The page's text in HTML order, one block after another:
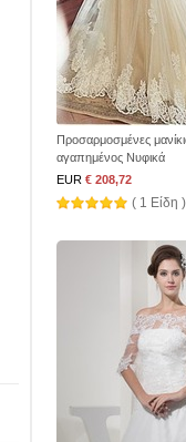
Προσαρμοσμένες
αγαπημένος Νυφικά
EUR € 208,72
( 1 Είδη )